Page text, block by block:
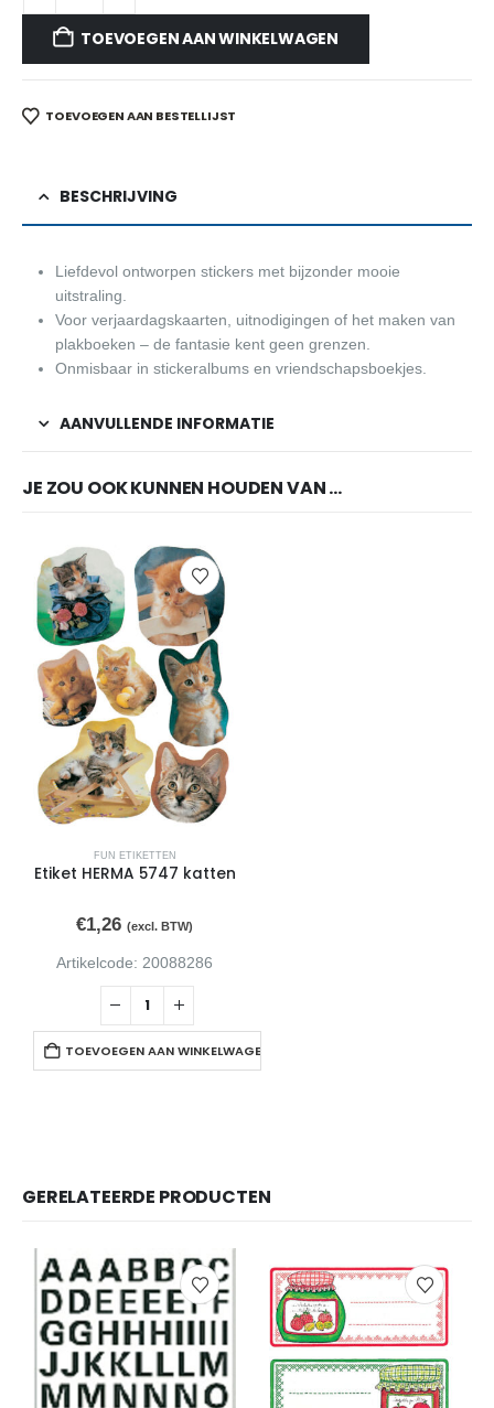
TOEVOEGEN AAN WINKELWAGEN
TOEVOEGEN AAN BESTELLIJST
BESCHRIJVING
Liefdevol ontworpen stickers met bijzonder mooie
uitstraling.
Voor verjaardagskaarten, uitnodigingen of het maken van
plakboeken – de fantasie kent geen grenzen.
Onmisbaar in stickeralbums en vriendschapsboekjes.
AANVULLENDE INFORMATIE
JE ZOU OOK KUNNEN HOUDEN VAN …
FUN ETIKETTEN
Etiket HERMA 5747 katten
€1,26 (excl. BTW)
Artikelcode: 20088286
TOEVOEGEN AAN WINKELWAGEN
GERELATEERDE PRODUCTEN